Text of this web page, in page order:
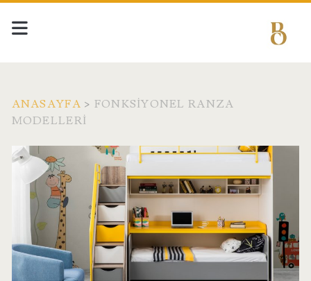
ANASAYFA > FONKSIYONEL RANZA
MODELLERI
Etiket:
<span>Fonksiyonel
Ranza
Modelleri</span>